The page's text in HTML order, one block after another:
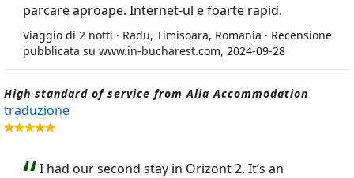
parcare aproape. Internet-ul e foarte rapid.
Viaggio di 2 notti · Radu, Timisoara, Romania · Recensione
pubblicata su www.in-bucharest.com, 2024-09-28
High standard of service from Alia Accommodation
traduzione
I had our second stay in Orizont 2. It’s an